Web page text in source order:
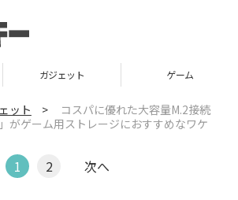
ガジェット ゲーム
ット >
コスパに優れた大容量M.2接続
がゲーム用ストレージにおすすめなワケ
1 2 次へ